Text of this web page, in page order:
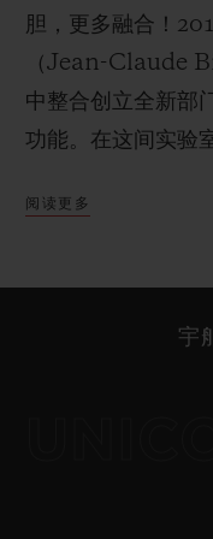
胆，更多融合！
（Jean-Claude
中整合创立全新部
功能。在这间实验
的表达自由才是应
念，展示了宇舶表
法。这款风格超前
度。当位于第一个
阅读更多
宇